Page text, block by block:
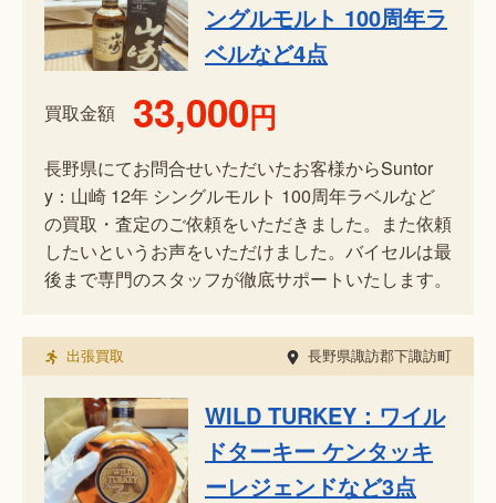
ングルモルト 100周年ラ
ベルなど4点
買取金額 33,000円
長野県にてお問合せいただいたお客様からSuntor
y：山崎 12年 シングルモルト 100周年ラベルなど
の買取・査定のご依頼をいただきました。また依頼
したいというお声をいただけました。バイセルは最
後まで専門のスタッフが徹底サポートいたします。
出張買取 長野県諏訪郡下諏訪町
WILD TURKEY：ワイル
ドターキー ケンタッキ
ーレジェンドなど3点